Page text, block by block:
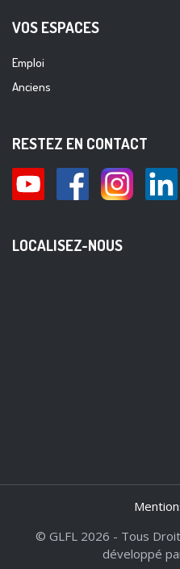
VOS ESPACES
Emploi
Anciens
RESTEZ EN CONTACT
LOCALISEZ-NOUS
© GLFL 2026 - Tous
développé